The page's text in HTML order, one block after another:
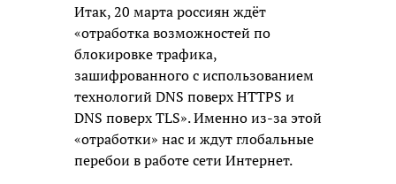
Итак, 20 марта россиян ждёт
«отработка возможностей по
блокировке трафика,
зашифрованного с использованием
технологий DNS поверх HTTPS и
DNS поверх TLS». Именно из-за этой
«отработки» нас и ждут глобальные
перебои в работе сети Интернет.